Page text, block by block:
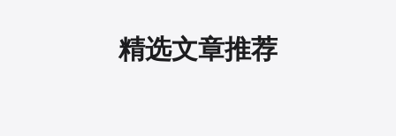
精选文章推荐